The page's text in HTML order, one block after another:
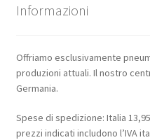
Informazioni
Offriamo esclusivamente
produzioni attuali. Il nostro
Germania.
Spese di spedizione: Italia
prezzi indicati includono l’IVA